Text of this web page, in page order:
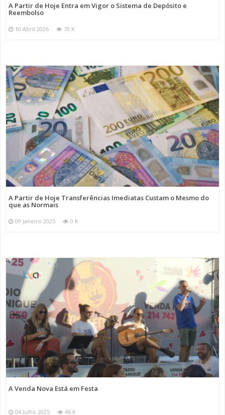
A Partir de Hoje Entra em Vigor o Sistema de Depósito e
Reembolso
10 Abril 2026 70 K
A Partir de Hoje Transferências Imediatas Custam o Mesmo do
que as Normais
09 Janeiro 2025 0 K
A Venda Nova Está em Festa
04 Julho 2025 46 K